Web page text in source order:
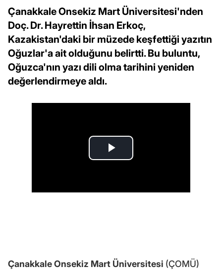
Çanakkale Onsekiz Mart Üniversitesi'nden
Doç. Dr. Hayrettin İhsan Erkoç,
Kazakistan'daki bir müzede keşfettiği yazıtın
Oğuzlar'a ait olduğunu belirtti. Bu buluntu,
Oğuzca'nın yazı dili olma tarihini yeniden
değerlendirmeye aldı.
Çanakkale Onsekiz Mart Üniversitesi (ÇOMÜ)